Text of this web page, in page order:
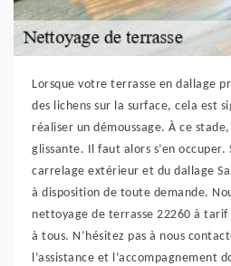
Lorsque votre terrasse en dallage
des lichens sur la surface, cela est
réaliser un démoussage. À ce
glissante. Il faut alors s’en
carrelage extérieur et du dallage
à disposition de toute demande.
nettoyage de terrasse 22260 à
à tous. N’hésitez pas à nous
l’assistance et l’accompagnement